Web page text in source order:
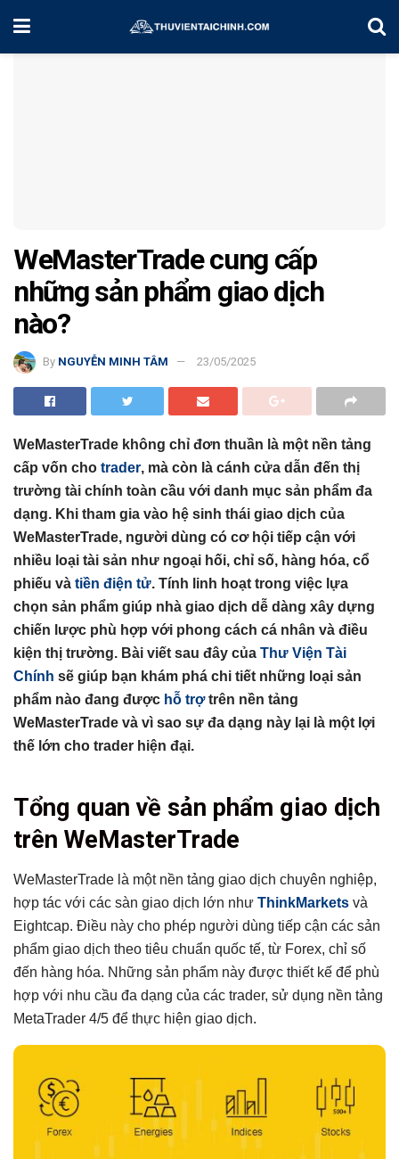
Home
WeMasterTrade cung cấp
những sản phẩm giao dịch
nào?
By NGUYỄN MINH TÂM 23/05/2025
WeMasterTrade không chỉ đơn thuần là một nền tảng
cấp vốn cho trader, mà còn là cánh cửa dẫn đến thị
trường tài chính toàn cầu với danh mục sản phẩm đa
dạng. Khi tham gia vào hệ sinh thái giao dịch của
WeMasterTrade, người dùng có cơ hội tiếp cận với
nhiều loại tài sản như ngoại hối, chỉ số, hàng hóa, cổ
phiếu và tiền điện tử. Tính linh hoạt trong việc lựa
chọn sản phẩm giúp nhà giao dịch dễ dàng xây dựng
chiến lược phù hợp với phong cách cá nhân và điều
kiện thị trường. Bài viết sau đây của Thư Viện Tài
Chính sẽ giúp bạn khám phá chi tiết những loại sản
phẩm nào đang được hỗ trợtrên nền tảng
WeMasterTrade và vì sao sự đa dạng này lại là một lợi
thế lớn cho trader hiện đại.
Tổng hợp bài viết
Tổng quan về sản phẩm giao dịch trên WeMasterTrade
Danh mục sản phẩm chính được phép giao dịch
Forex (Ngoại hối)
Chỉ số (Indices)
Hàng hóa (Commodities)
Crypto (Tiền mã hóa) – nếu có (tuỳ gói)
Những sản phẩm KHÔNG được phép giao dịch tại
WeMasterTrade
Quy định về sản phẩm giao dịch trên từng gói thử thách
Trader giàu kinh nghiệm có thể tận dụng chỉ số
Câu hỏi thường gặp về sản phẩm giao dịch tại
WeMasterTrade
Có thể giao dịch trong cuối tuần không?
Tổng quan về sản phẩm giao dịch
trên WeMasterTrade
WeMasterTrade là một nền tảng giao dịch chuyên nghiệp,
hợp tác với các sàn giao dịch lớn như ThinkMarkets và
Eightcap. Điều này cho phép người dùng tiếp cận các sản
phẩm giao dịch theo tiêu chuẩn quốc tế, từ Forex, chỉ số
đến hàng hóa. Những sản phẩm này được thiết kế để phù
hợp với nhu cầu đa dạng của các trader, sử dụng nền tảng
MetaTrader 4/5 để thực hiện giao dịch.